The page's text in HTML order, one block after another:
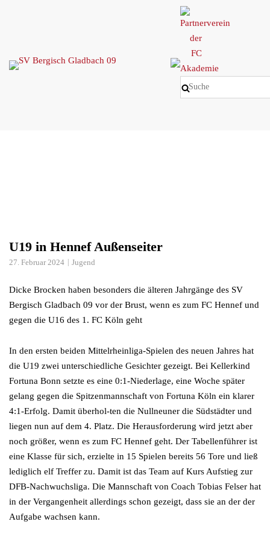
U19 in Hennef Außenseiter
27. Februar 2024 Jugend
Dicke Brocken haben besonders die älteren Jahrgänge des SV
Bergisch Gladbach 09 vor der Brust, wenn es zum FC Hennef und
gegen die U16 des 1. FC Köln geht
In den ersten beiden Mittelrheinliga-Spielen des neuen Jahres hat
die U19 zwei unterschiedliche Gesichter gezeigt. Bei Kellerkind
Fortuna Bonn setzte es eine 0:1-Niederlage, eine Woche später
gelang gegen die Spitzenmannschaft von Fortuna Köln ein klarer
4:1-Erfolg. Damit überhol-ten die Nullneuner die Südstädter und
liegen nun auf dem 4. Platz. Die Herausforderung wird jetzt aber
noch größer, wenn es zum FC Hennef geht. Der Tabellenführer ist
eine Klasse für sich, erzielte in 15 Spielen bereits 56 Tore und ließ
lediglich elf Treffer zu. Damit ist das Team auf Kurs Aufstieg zur
DFB-Nachwuchsliga. Die Mannschaft von Coach Tobias Felser hat
in der Vergangenheit allerdings schon gezeigt, dass sie an der der
Aufgabe wachsen kann.